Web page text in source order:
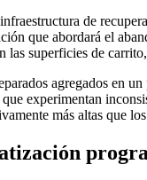
de
que abordará el
las superficies de
agregados en
experimentan
más altas que